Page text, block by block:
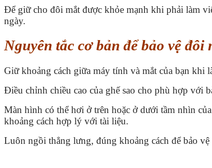
Để giữ cho đôi mắt được khỏe mạnh khi phải làm
ngày.
Nguyên tắc cơ bản để bảo vệ đôi
Giữ khoảng cách giữa máy tính và mắt của bạn khi
Điều chỉnh chiều cao của ghế sao cho phù hợp với
Màn hình có thể hơi ở trên hoặc ở dưới tầm nhìn
khoảng cách hợp lý với tài liệu.
Luôn ngồi thẳng lưng, đúng khoảng cách để bảo vệ